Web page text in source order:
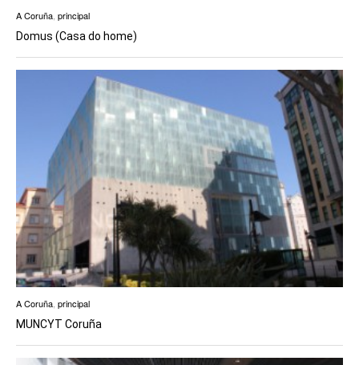
A Coruña, principal
Domus (Casa do home)
A Coruña principal
MUNCYT Coruña